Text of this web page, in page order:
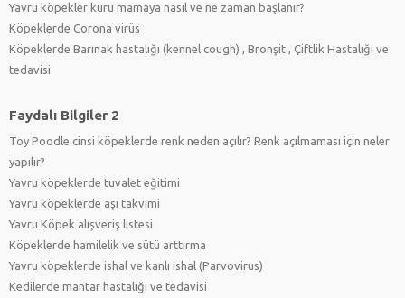
Yavru köpekler kuru mamaya nasıl ve ne zaman başlanır?
Köpeklerde Corona virüs
Köpeklerde Barınak hastalığı (kennel cough) , Bronşit , Çiftlik Hastalığı ve
tedavisi
Faydalı Bilgiler 2
Toy Poodle cinsi köpeklerde renk neden açılır? Renk açılmaması için neler
yapılır?
Yavru köpeklerde tuvalet eğitimi
Yavru köpeklerde aşı takvimi
Yavru Köpek alışveriş listesi
Köpeklerde hamilelik ve sütü arttırma
Yavru köpeklerde ishal ve kanlı ishal (Parvovirus)
Kedilerde mantar hastalığı ve tedavisi